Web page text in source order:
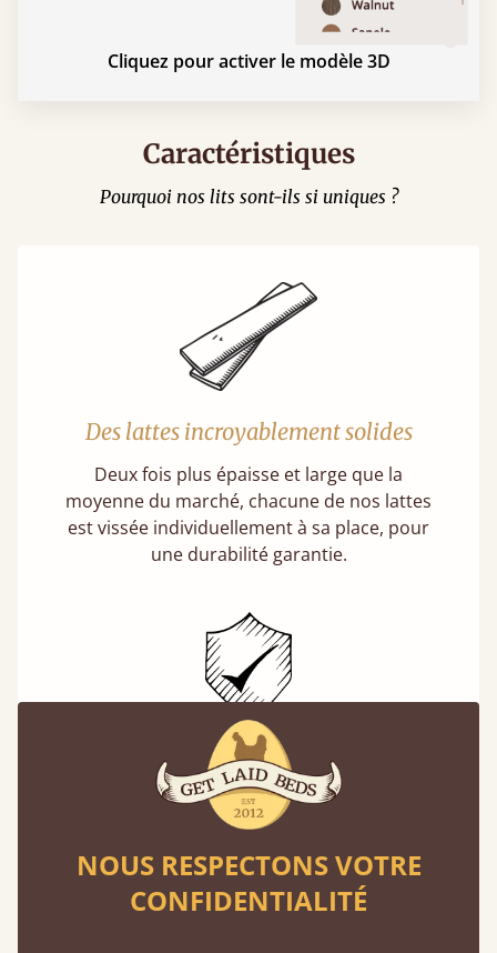
Cliquez pour activer le modèle 3D
Caractéristiques
Pourquoi nos lits sont-ils si uniques ?
Des lattes incroyablement solides
Deux fois plus épaisse et large que la
moyenne du marché, chacune de nos lattes
est vissée individuellement à sa place, pour
une durabilité garantie.
Lits garantis 11 ans
Get Laid Beds, un choix définitif : l'assurance
d'un lit à l'épreuve du temps. Nous passons
environ un tiers de notre vie au lit. Mieux vaut
donc qu’il soit fait pour durer.
NOUS RESPECTONS VOTRE
CONFIDENTIALITÉ